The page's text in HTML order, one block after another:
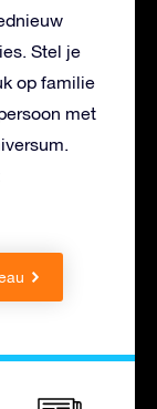
Stel je
op familie
met